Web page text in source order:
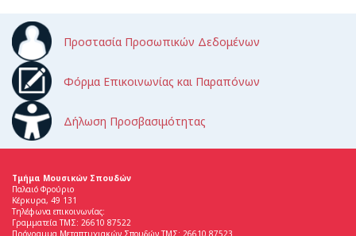
Προστασία Προσωπικών Δεδομένων
Φόρμα Επικοινωνίας και Παραπόνων
Δήλωση Προσβασιμότητας
Τμήμα Μουσικών Σπουδών
Παλαιό Φρούριο
Κέρκυρα, 49 131
Τηλέφωνα επικοινωνίας:
Γραμματεία ΤΜΣ: 26610 87522